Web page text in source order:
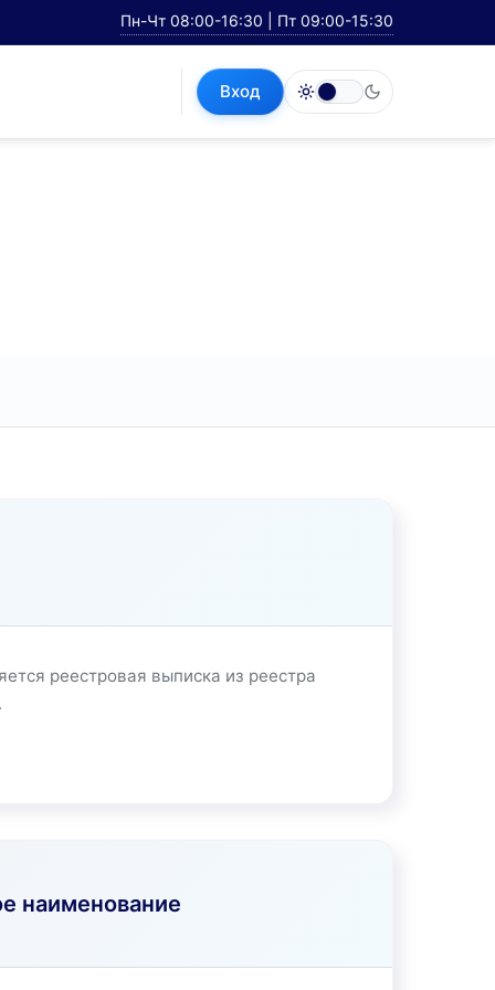
Пн-Чт 08:00-16:30 | Пт 09:00-15:30
Вход
реестровая выписка из реестра
наименование